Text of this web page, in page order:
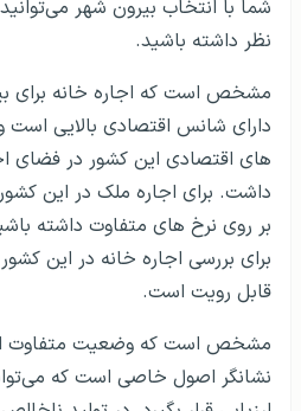
نظر داشته باشید.
مشخص است که اجاره خانه برای
دارای شانس اقتصادی بالایی
های اقتصادی این کشور در فضای
داشت. برای اجاره ملک در این کشور
بر روی نرخ های متفاوت داشته
برای بررسی اجاره خانه در این
قابل رویت است.
مشخص است که وضعیت متفاوت
نشانگر اصول خاصی است که